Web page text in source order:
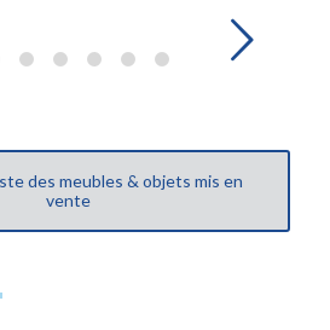
des meubles & objets mis en
vente